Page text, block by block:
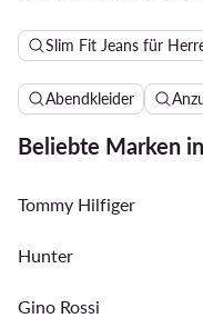
Wie wäscht man Rains-
dafür aber bei
Außerdem ist es von
verwendet wird, damit
Wichtig ist, dass immer
Slim Fit Jeans für
Abendkleider
Beliebte Marken
Tommy Hilfiger
Hunter
Gino Rossi